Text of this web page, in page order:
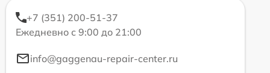
+7 (351) 200-51-37
Ежедневно с 9:00 до 21:00
info@gaggenau-repair-center.ru